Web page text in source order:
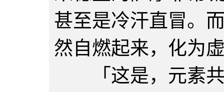
甚至是冷汗直冒。
然自燃起来，化为
「这是，元素共